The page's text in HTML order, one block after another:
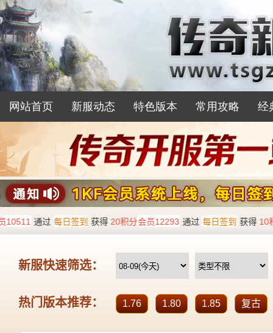
网站首页 新服动态 特色版本 常用攻略 经